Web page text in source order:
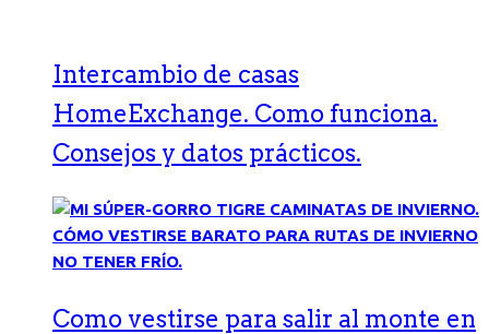
Intercambio de casas
HomeExchange. Como funciona.
Consejos y datos prácticos.
Como vestirse para salir al monte en